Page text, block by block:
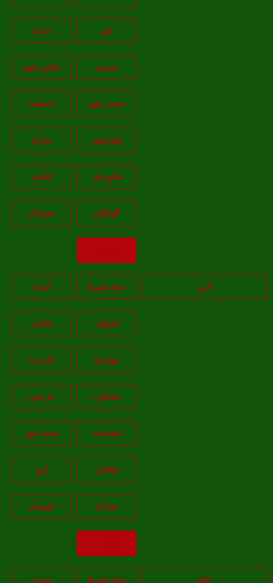
داران
سمیرم شاهین شهر
خمینی شهر اصفهان
فولادشهر مبارکه
فلاورجان کاشان
گلپايگان نجف‌آباد
تمام شهر‌ها
اشتهارد تنکمان
چهارباغ گرمدره
هشتگرد فردیس
ماهدشت محمد شهر
طالقان
نظرآباد کوهسار
تمام شهر‌ها مهران